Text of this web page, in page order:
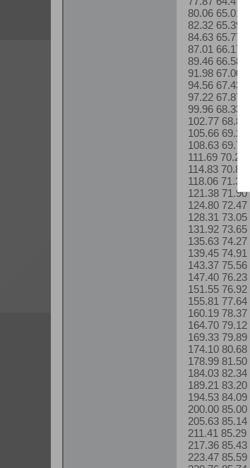
80.06 65.01
82.32 65.39
84.63 65.77
87.01 66.17
89.46 66.58
91.98 67.00
94.56 67.43
97.22 67.87
99.96 68.33
102.77 68.80
105.66 69.28
108.63 69.77
111.69 70.28
114.83 70.81
118.06 71.34
121.38 71.90
124.80 72.47
128.31 73.05
131.92 73.65
135.63 74.27
139.45 74.91
143.37 75.56
147.40 76.23
151.55 76.92
155.81 77.64
160.19 78.37
164.70 79.12
169.33 79.89
174.10 80.68
178.99 81.50
184.03 82.34
189.21 83.20
194.53 84.09
200.00 85.00
205.63 85.14
211.41 85.29
217.36 85.43
223.47 85.59